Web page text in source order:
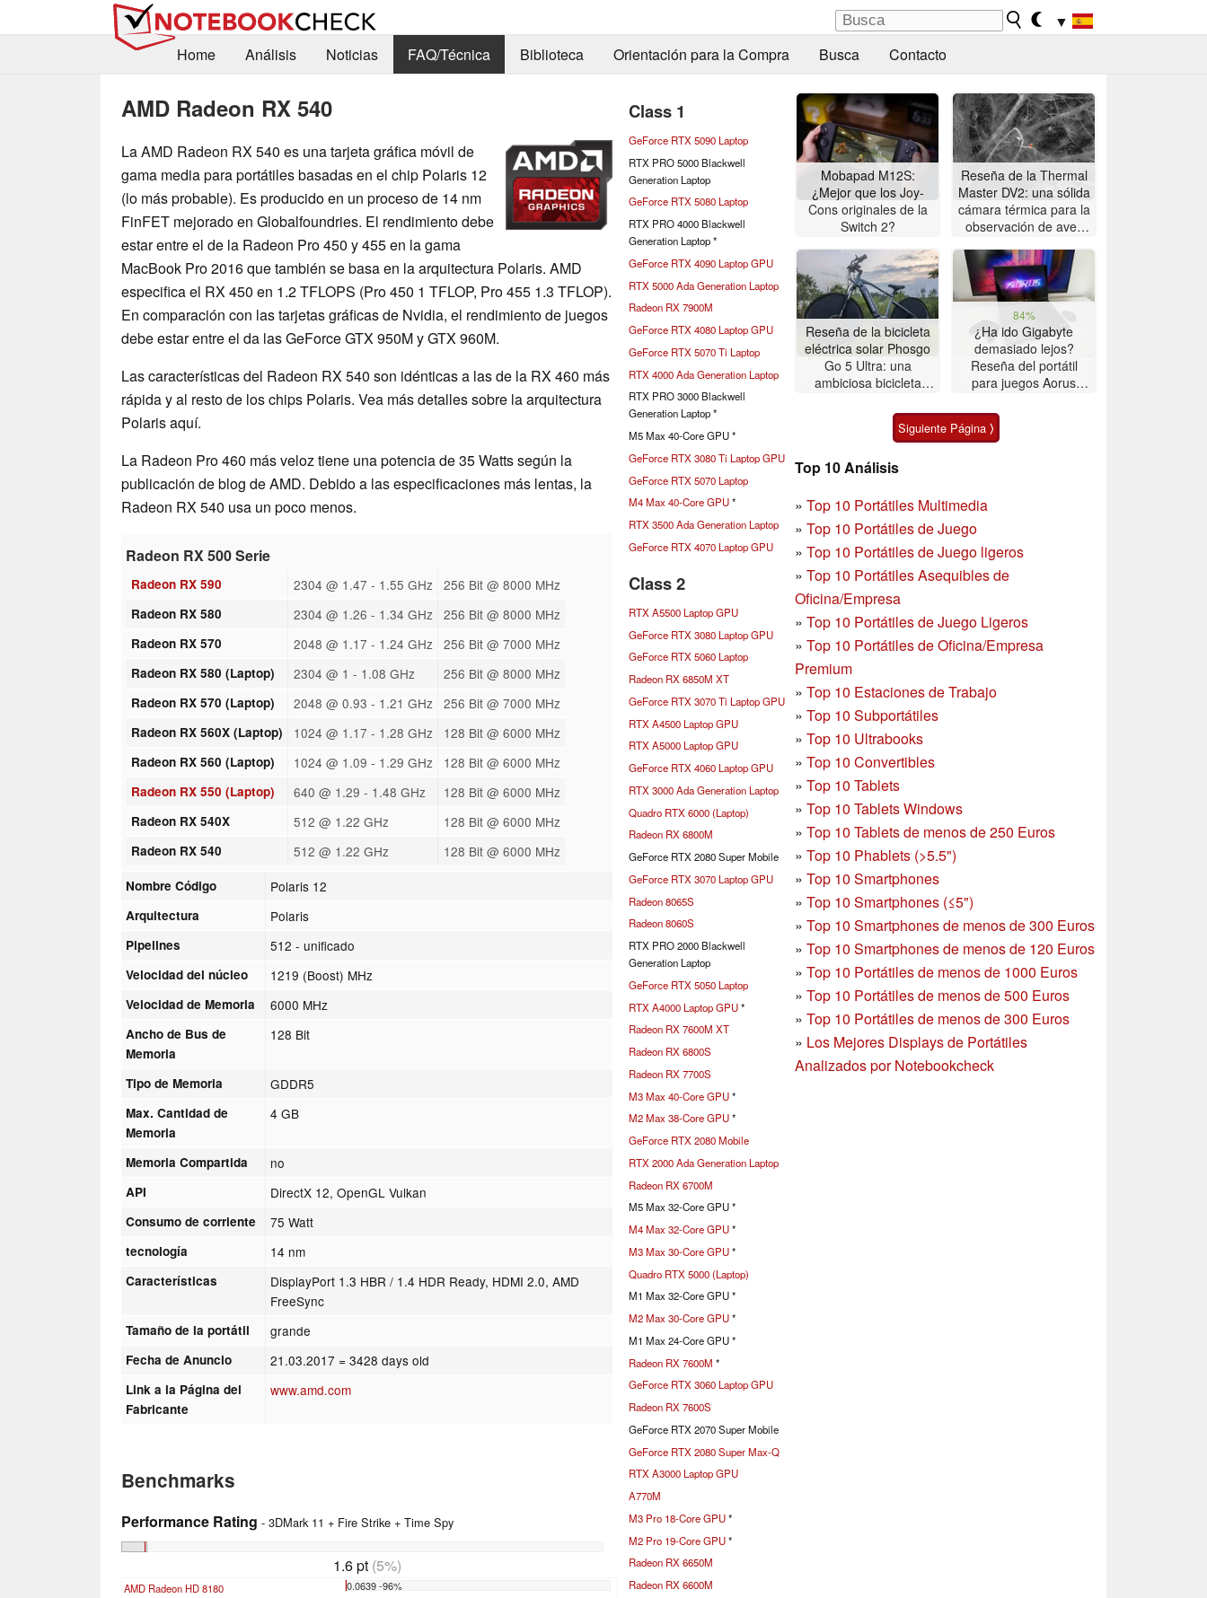
▼
Home
Análisis Noticias FAQ/Técnica Biblioteca Orientación para la Compra Busca Contacto
AMD Radeon RX 540
La AMD Radeon RX 540 es una tarjeta gráfica móvil de
gama media para portátiles basadas en el chip Polaris 12
(lo más probable). Es producido en un proceso de 14 nm
FinFET mejorado en Globalfoundries. El rendimiento debe
estar entre el de la Radeon Pro 450 y 455 en la gama
MacBook Pro 2016 que también se basa en la arquitectura Polaris. AMD
especifica el RX 450 en 1.2 TFLOPS (Pro 450 1 TFLOP, Pro 455 1.3 TFLOP).
En comparación con las tarjetas gráficas de Nvidia, el rendimiento de juegos
debe estar entre el da las GeForce GTX 950M y GTX 960M.
Las características del Radeon RX 540 son idénticas a las de la RX 460 más
rápida y al resto de los chips Polaris. Vea más detalles sobre la arquitectura
Polaris aquí.
La Radeon Pro 460 más veloz tiene una potencia de 35 Watts según la
publicación de blog de AMD. Debido a las especificaciones más lentas, la
Radeon RX 540 usa un poco menos.
Radeon RX 500 Serie
Radeon RX 590 2304 @ 1.47 - 1.55 GHz 256 Bit @ 8000 MHz
Radeon RX 580 2304 @ 1.26 - 1.34 GHz 256 Bit @ 8000 MHz
Radeon RX 570 2048 @ 1.17 - 1.24 GHz 256 Bit @ 7000 MHz
Radeon RX 580 (Laptop) 2304 @ 1 - 1.08 GHz 256 Bit @ 8000 MHz
Radeon RX 570 (Laptop) 2048 @ 0.93 - 1.21 GHz 256 Bit @ 7000 MHz
Radeon RX 560X (Laptop) 1024 @ 1.17 - 1.28 GHz 128 Bit @ 6000 MHz
Radeon RX 560 (Laptop) 1024 @ 1.09 - 1.29 GHz 128 Bit @ 6000 MHz
Radeon RX 550 (Laptop) 640 @ 1.29 - 1.48 GHz 128 Bit @ 6000 MHz
Radeon RX 540X 512 @ 1.22 GHz 128 Bit @ 6000 MHz
Radeon RX 540 512 @ 1.22 GHz 128 Bit @ 6000 MHz
Nombre Código Polaris 12
Arquitectura Polaris
Pipelines 512 - unificado
Velocidad del núcleo 1219 (Boost) MHz
Velocidad de Memoria 6000 MHz
Ancho de Bus de
Memoria
128 Bit
Tipo de Memoria GDDR5
Max. Cantidad de
Memoria
4 GB
Memoria Compartida no
API DirectX 12, OpenGL Vulkan
Consumo de corriente 75 Watt
tecnología 14 nm
Características
DisplayPort 1.3 HBR / 1.4 HDR Ready, HDMI 2.0, AMD
FreeSync
Tamaño de la portátil grande
Fecha de Anuncio 21.03.2017 = 3428 days old
Link a la Página del
Fabricante
www.amd.com
Benchmarks
Performance Rating - 3DMark 11 + Fire Strike + Time Spy
1.6 pt(5%)
AMD Radeon HD 8180 0.0639 -96%
Class 1
GeForce RTX 5090 Laptop
RTX PRO 5000 Blackwell
Generation Laptop
GeForce RTX 5080 Laptop
RTX PRO 4000 Blackwell
Generation Laptop *
GeForce RTX 4090 Laptop GPU
RTX 5000 Ada Generation Laptop
Radeon RX 7900M
GeForce RTX 4080 Laptop GPU
GeForce RTX 5070 Ti Laptop
RTX 4000 Ada Generation Laptop
RTX PRO 3000 Blackwell
Generation Laptop *
M5 Max 40-Core GPU *
GeForce RTX 3080 Ti Laptop GPU
GeForce RTX 5070 Laptop
M4 Max 40-Core GPU*
RTX 3500 Ada Generation Laptop
GeForce RTX 4070 Laptop GPU
Class 2
RTX A5500 Laptop GPU
GeForce RTX 3080 Laptop GPU
GeForce RTX 5060 Laptop
Radeon RX 6850M XT
GeForce RTX 3070 Ti Laptop GPU
RTX A4500 Laptop GPU
RTX A5000 Laptop GPU
GeForce RTX 4060 Laptop GPU
RTX 3000 Ada Generation Laptop
Quadro RTX 6000 (Laptop)
Radeon RX 6800M
GeForce RTX 2080 Super Mobile
GeForce RTX 3070 Laptop GPU
Radeon 8065S
Radeon 8060S
RTX PRO 2000 Blackwell
Generation Laptop
GeForce RTX 5050 Laptop
RTX A4000 Laptop GPU*
Radeon RX 7600M XT
Radeon RX 6800S
Radeon RX 7700S
M3 Max 40-Core GPU*
M2 Max 38-Core GPU*
GeForce RTX 2080 Mobile
RTX 2000 Ada Generation Laptop
Radeon RX 6700M
M5 Max 32-Core GPU *
M4 Max 32-Core GPU*
M3 Max 30-Core GPU*
Quadro RTX 5000 (Laptop)
M1 Max 32-Core GPU *
M2 Max 30-Core GPU*
M1 Max 24-Core GPU *
Radeon RX 7600M *
GeForce RTX 3060 Laptop GPU
Radeon RX 7600S
GeForce RTX 2070 Super Mobile
GeForce RTX 2080 Super Max-Q
RTX A3000 Laptop GPU
A770M
M3 Pro 18-Core GPU*
M2 Pro 19-Core GPU*
Radeon RX 6650M
Radeon RX 6600M
Mobapad M12S:
¿Mejor que los Joy-
Cons originales de la
Switch 2?
Reseña de la Thermal
Master DV2: una sólida
cámara térmica para la
observación de aves
pulgadas
Reseña de la bicicleta
eléctrica solar Phosgo
Go 5 Ultra: una
ambiciosa bicicleta
algunas peculiaridades
84%
¿Ha ido Gigabyte
demasiado lejos?
Reseña del portátil
para juegos Aorus
Siguiente Página ⟩
Top 10 Análisis
» Top 10 Portátiles Multimedia
» Top 10 Portátiles de Juego
» Top 10 Portátiles de Juego ligeros
» Top 10 Portátiles Asequibles de
Oficina/Empresa
» Top 10 Portátiles de Juego Ligeros
» Top 10 Portátiles de Oficina/Empresa
Premium
» Top 10 Estaciones de Trabajo
» Top 10 Subportátiles
» Top 10 Ultrabooks
» Top 10 Convertibles
» Top 10 Tablets
» Top 10 Tablets Windows
» Top 10 Tablets de menos de 250 Euros
» Top 10 Phablets (>5.5")
» Top 10 Smartphones
» Top 10 Smartphones (≤5")
» Top 10 Smartphones de menos de 300 Euros
» Top 10 Smartphonesde menos de 120 Euros
» Top 10 Portátiles de menos de 1000 Euros
» Top 10 Portátiles de menos de 500 Euros
» Top 10 Portátiles de menos de 300 Euros
» Los Mejores Displays de Portátiles
Analizados por Notebookcheck